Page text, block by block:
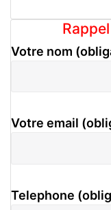
Votre nom
Votre email
Telephone